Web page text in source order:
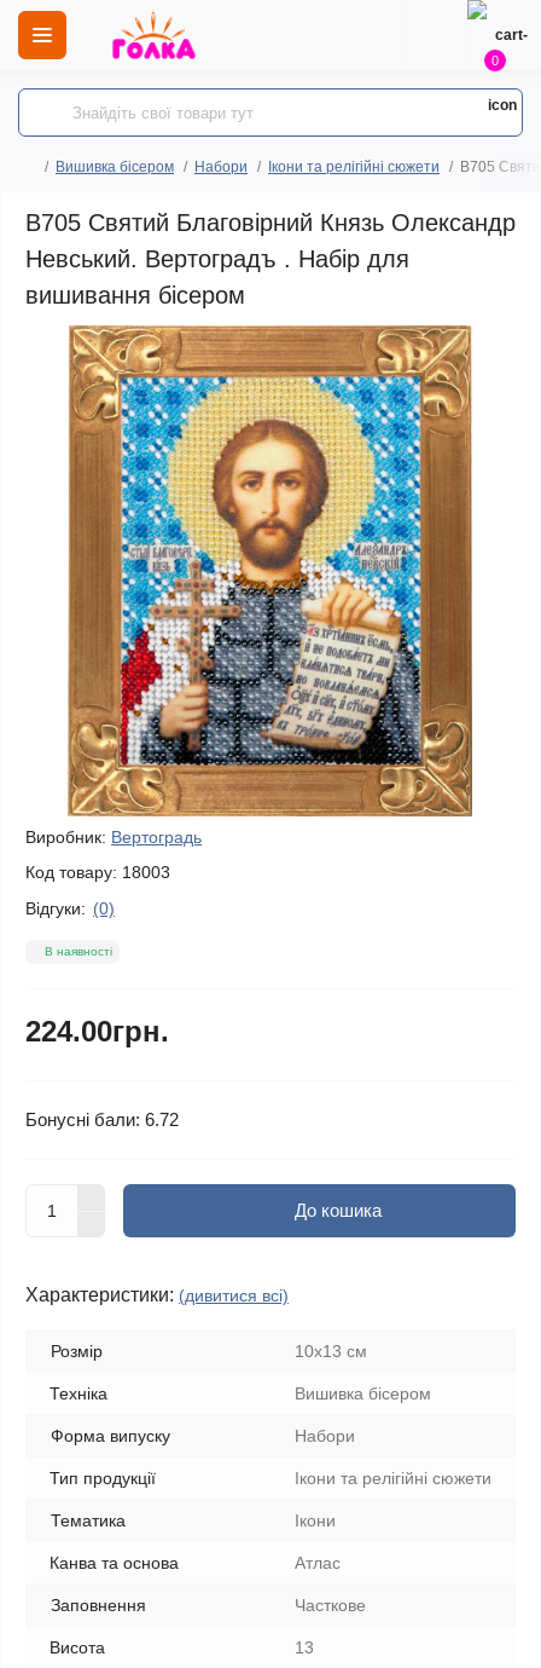
0
Вишивка бісером Набори Ікони та релігійні сюжети B705
B705 Святий Благовірний Князь Олександр
Невський. Вертоградъ . Набір для
вишивання бісером
Виробник: Вертоградь
Код товару: 18003
Відгуки: (0)
В наявності
224.00грн.
Бонусні бали: 6.72
До кошика
Характеристики: (дивитися всі)
Розмір 10x13 см
Техніка Вишивка бісером
Форма випуску Набори
Тип продукції Ікони та релігійні сюжети
Тематика Ікони
Канва та основа Атлас
Заповнення Часткове
Висота 13